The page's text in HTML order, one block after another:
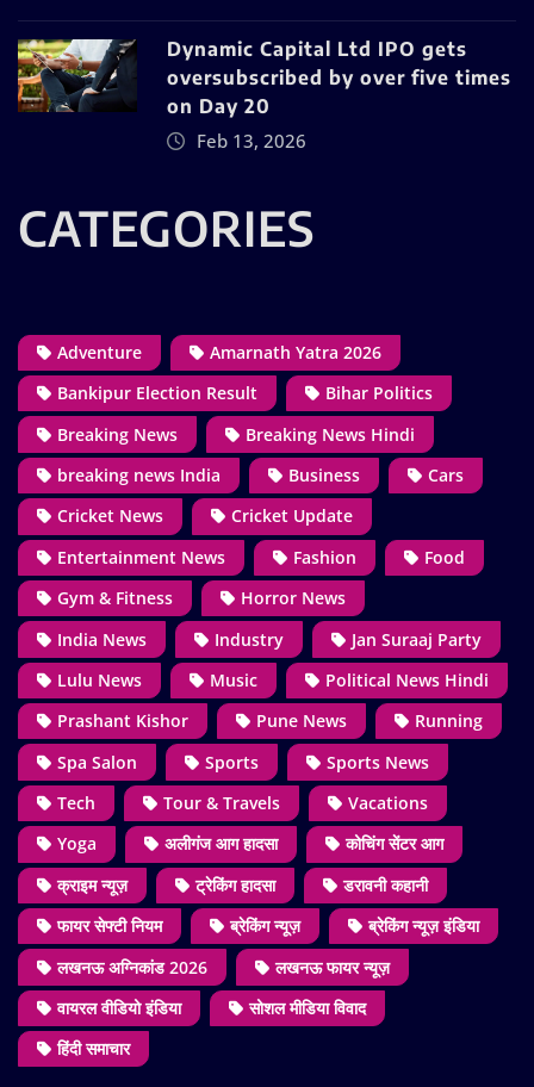
Dynamic Capital Ltd IPO gets
oversubscribed by over five times
on Day 20
Feb 13, 2026
CATEGORIES
Adventure
Amarnath Yatra 2026
Bankipur Election Result
Bihar Politics
Breaking News
Breaking News Hindi
breaking news India
Business
Cars
Cricket News
Cricket Update
Entertainment News
Fashion
Food
Gym & Fitness
Horror News
India News
Industry
Jan Suraaj Party
Lulu News
Music
Political News Hindi
Prashant Kishor
Pune News
Running
Spa Salon
Sports
Sports News
Tech
Tour & Travels
Vacations
Yoga
अलीगंज आग हादसा
कोचिंग सेंटर आग
क्राइम न्यूज़
ट्रेकिंग हादसा
डरावनी कहानी
फायर सेफ्टी नियम
ब्रेकिंग न्यूज़
ब्रेकिंग न्यूज़ इंडिया
लखनऊ अग्निकांड 2026
लखनऊ फायर न्यूज़
वायरल वीडियो इंडिया
सोशल मीडिया विवाद
हिंदी समाचार